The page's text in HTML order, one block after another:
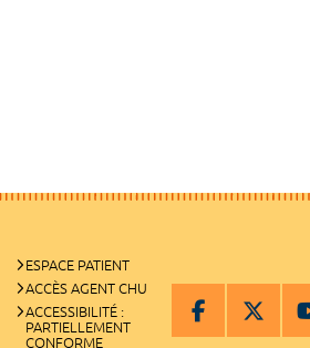
ESPACE PATIENT
ACCÈS AGENT CHU
ACCESSIBILITÉ :
PARTIELLEMENT
CONFORME